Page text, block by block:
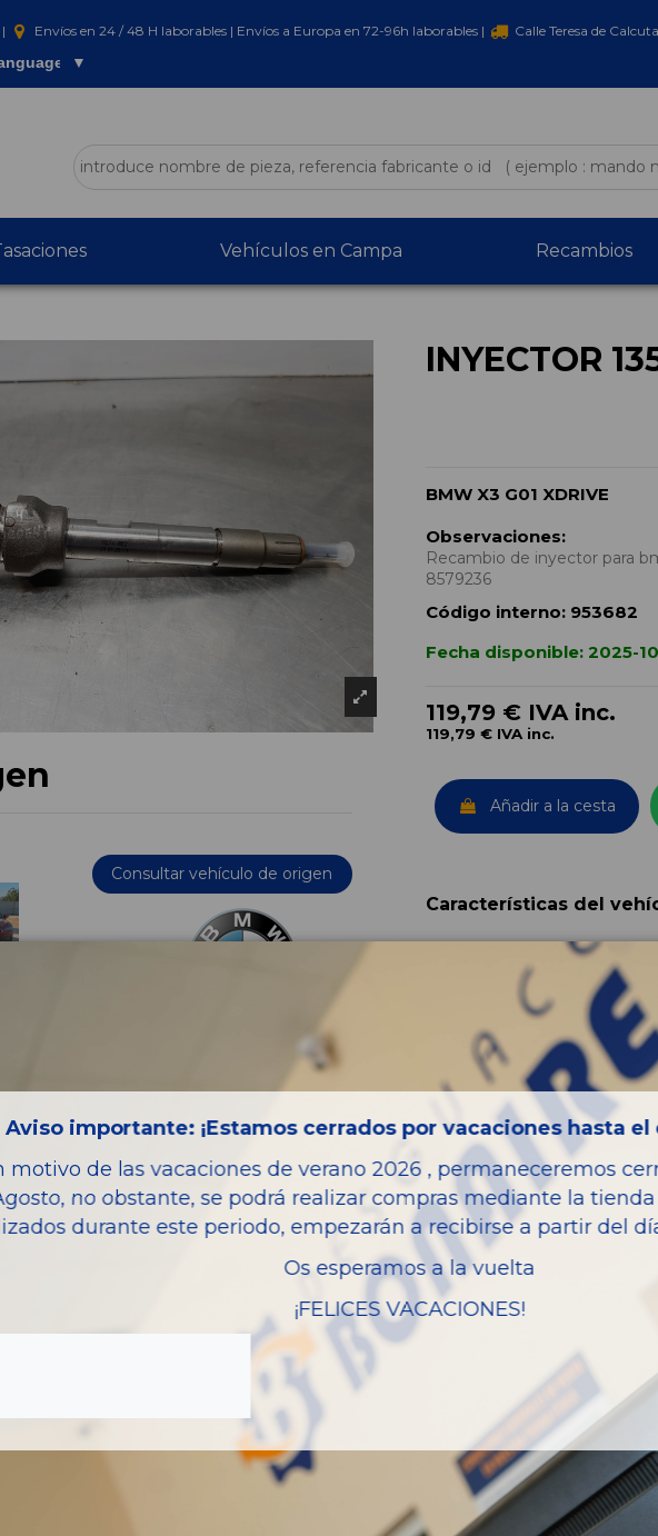
Envíos en 24 / 48 H laborables | Envíos a Europa en 72-96h laborables |
Calle Teresa de
▼
Vehículos en Campa Recambios
Consultar vehículo de origen
INYECTOR
BMW X3 G01 XDRIVE
Observaciones:
Recambio de inyector para
8579236
Código interno: 953682
Fecha disponible: 2025-
119,79 € IVA inc.
119,79 € IVA inc.
Añadir a la cesta
Características del
Año fabricación
Combustible
Versión
Potencia
Ref.Marca
Modelo
Garantia
Piezas almacenadas del
Aviso importante: ¡Estamos cerrados por vacaciones hasta el
motivo de las vacaciones de verano 2026 , permaneceremos
no obstante, se podrá realizar compras mediante la
durante este periodo, empezarán a recibirse a partir del
Os esperamos a la vuelta
¡FELICES VACACIONES!